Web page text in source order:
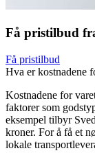
Få pristilbud
Få pristilbud
Hva er kostnadene
Kostnadene for
faktorer som
eksempel tilbyr
kroner. For å få et
lokale